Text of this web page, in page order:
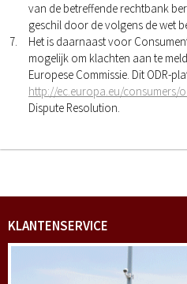
van de betreffende rechtbank
geschil door de volgens de wet
Het is daarnaast voor
mogelijk om klachten aan te
Europese Commissie. Dit ODR-
http://ec.europa.eu/consumers/
Dispute Resolution.
KLANTENSERVICE